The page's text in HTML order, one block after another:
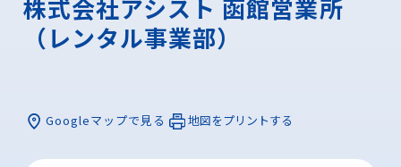
株式会社アシスト 函館営業所
（レンタル事業部）
Googleマップで見る 地図をプリントする